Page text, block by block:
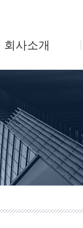
회사소개
조직도
사업소개
찾아오시는길